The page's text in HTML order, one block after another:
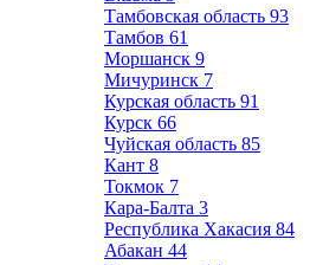
Тамбовская область 93
Тамбов 61
Моршанск 9
Мичуринск 7
Курская область 91
Курск 66
Чуйская область 85
Кант 8
Токмок 7
Кара-Балта 3
Республика Хакасия 84
Абакан 44